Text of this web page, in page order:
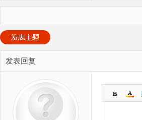
发表回复